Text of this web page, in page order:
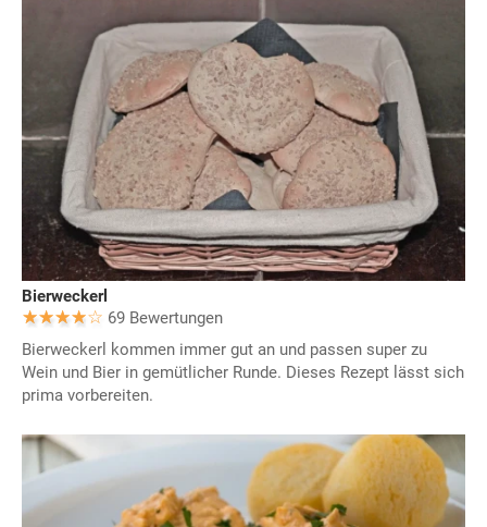
Bierweckerl
69 Bewertungen
Bierweckerl kommen immer gut an und passen super zu
Wein und Bier in gemütlicher Runde. Dieses Rezept lässt sich
prima vorbereiten.